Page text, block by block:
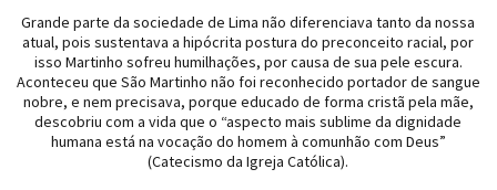
Grande parte da sociedade de Lima não diferenciava tanto da nossa
atual, pois sustentava a hipócrita postura do preconceito racial, por
isso Martinho sofreu humilhações, por causa de sua pele escura.
Aconteceu que São Martinho não foi reconhecido portador de sangue
nobre, e nem precisava, porque educado de forma cristã pela mãe,
descobriu com a vida que o “aspecto mais sublime da dignidade
humana está na vocação do homem à comunhão com Deus”
(Catecismo da Igreja Católica).